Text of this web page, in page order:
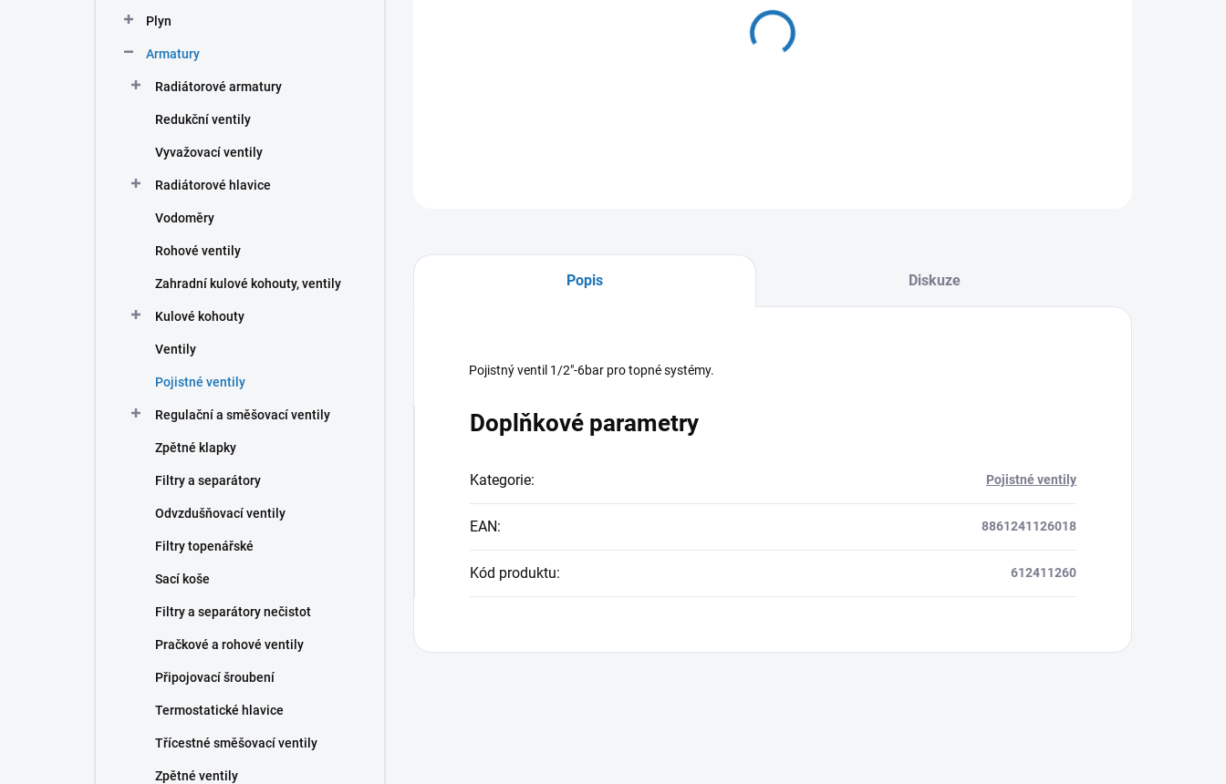
Plyn
Armatury
Radiátorové armatury
Redukční ventily
Vyvažovací ventily
Radiátorové hlavice
Vodoměry
Rohové ventily
Zahradní kulové kohouty, ventily
Kulové kohouty
Ventily
Pojistné ventily
Regulační a směšovací ventily
Zpětné klapky
Filtry a separátory
Odvzdušňovací ventily
Filtry topenářské
Sací koše
Filtry a separátory nečistot
Pračkové a rohové ventily
Připojovací šroubení
Termostatické hlavice
Třícestné směšovací ventily
Zpětné ventily
MOŽNOSTI DORUČENÍ
Popis Diskuze
Pojistný ventil 1/2"-6bar pro topné systémy.
Doplňkové parametry
Kategorie: Pojistné ventily
EAN: 8861241126018
Kód produktu: 612411260